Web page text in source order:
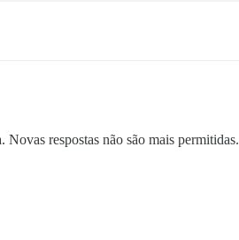
respostas não são mais permitidas.